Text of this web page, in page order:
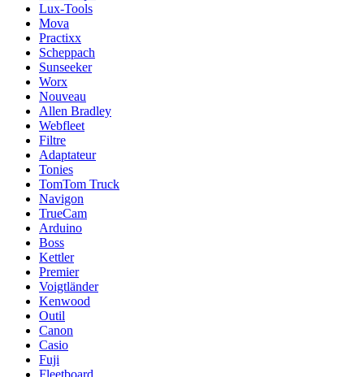
Lux-Tools
Mova
Practixx
Scheppach
Sunseeker
Worx
Nouveau
Allen Bradley
Webfleet
Filtre
Adaptateur
Tonies
TomTom Truck
Navigon
TrueCam
Arduino
Boss
Kettler
Premier
Voigtländer
Kenwood
Outil
Canon
Casio
Fuji
Fleetboard